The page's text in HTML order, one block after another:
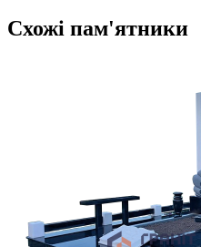
Схожі пам'ятники